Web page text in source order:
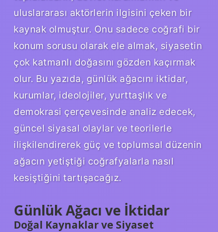
uluslararası aktörlerin ilgisini çeken bir
kaynak olmuştur. Onu sadece coğrafi bir
konum sorusu olarak ele almak, siyasetin
çok katmanlı doğasını gözden kaçırmak
olur. Bu yazıda, günlük ağacını iktidar,
kurumlar, ideolojiler, yurttaşlık ve
demokrasi çerçevesinde analiz edecek,
güncel siyasal olaylar ve teorilerle
ilişkilendirerek güç ve toplumsal düzenin
ağacın yetiştiği coğrafyalarla nasıl
kesiştiğini tartışacağız.
Günlük Ağacı ve İktidar
Doğal Kaynaklar ve Siyaset